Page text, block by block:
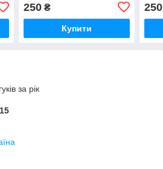
250₴
Купити
250
за рік